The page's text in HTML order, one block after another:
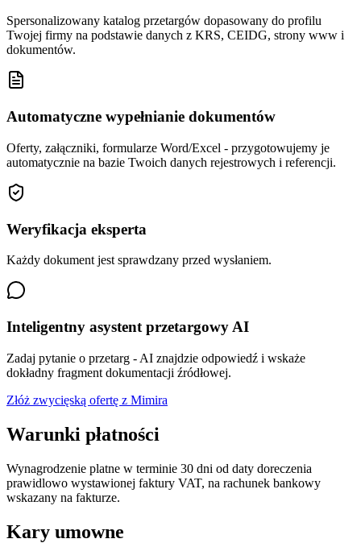
Spersonalizowany katalog przetargów dopasowany do profilu
Twojej firmy na podstawie danych z KRS, CEIDG, strony www i
dokumentów.
Automatyczne wypełnianie dokumentów
Oferty, załączniki, formularze Word/Excel - przygotowujemy je
automatycznie na bazie Twoich danych rejestrowych i referencji.
Weryfikacja eksperta
Każdy dokument jest sprawdzany przed wysłaniem.
Inteligentny asystent przetargowy AI
Zadaj pytanie o przetarg - AI znajdzie odpowiedź i wskaże
dokładny fragment dokumentacji źródłowej.
Złóż zwycięską ofertę z Mimira
Warunki płatności
Wynagrodzenie platne w terminie 30 dni od daty doreczenia
prawidlowo wystawionej faktury VAT, na rachunek bankowy
wskazany na fakturze.
Kary umowne